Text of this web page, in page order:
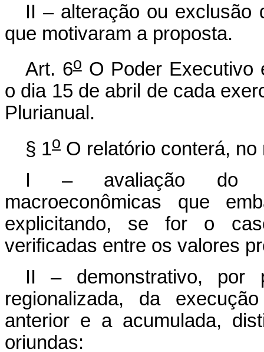
II – alteração ou exclusão
que motivaram a proposta.
Art. 6oO Poder Executivo
o dia 15 de abril de cada
Plurianual.
§ 1o O relatório conterá, no
I – avaliação do
macroeconômicas que
explicitando, se for o
verificadas entre os valores
II – demonstrativo, por
regionalizada, da
anterior e a acumulada,
oriundas: